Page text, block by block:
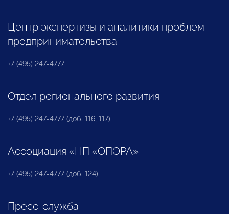
Центр экспертизы и аналитики проблем
предпринимательства
+7 (495) 247-4777
Отдел регионального развития
+7 (495) 247-4777 (доб. 116, 117)
Ассоциация «НП «ОПОРА»
+7 (495) 247-4777 (доб. 124)
Пресс-служба